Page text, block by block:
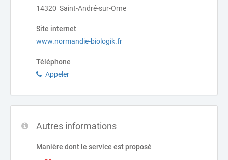
14320 Saint-André-sur-Orne
Site internet
www.normandie-biologik.fr
Téléphone
Appeler
Autres informations
Manière dont le service est proposé